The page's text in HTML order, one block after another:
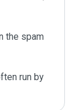
the spam
run by